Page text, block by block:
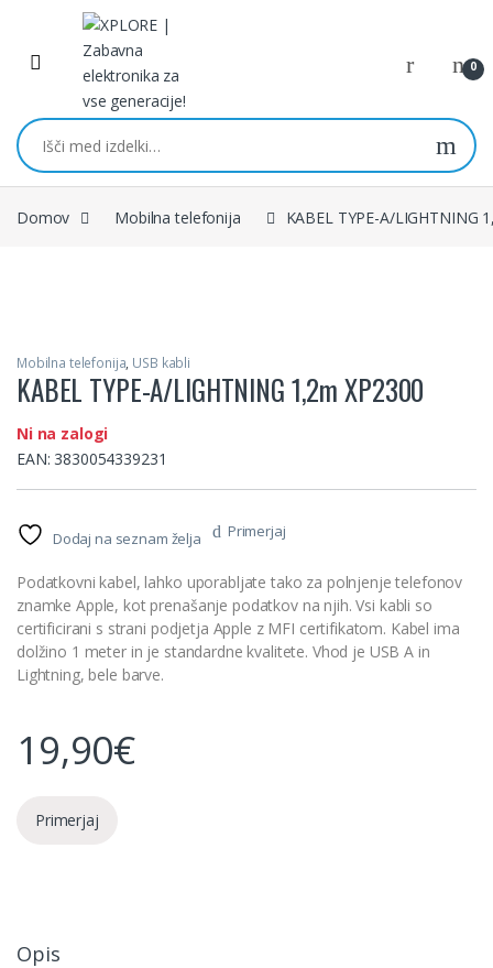
Skip to navigation
Skip to content
0
Išči:
Domov Mobilna telefonija KABEL TYPE-A/LIGHTNING
Mobilna telefonija, USB kabli
KABEL TYPE-A/LIGHTNING 1,2m XP2300
Ni na zalogi
EAN: 3830054339231
Dodaj na seznam želja Primerjaj
Podatkovni kabel, lahko uporabljate tako za polnjenje telefonov
znamke Apple, kot prenašanje podatkov na njih. Vsi kabli so
certificirani s strani podjetja Apple z MFI certifikatom. Kabel ima
dolžino 1 meter in je standardne kvalitete. Vhod je USB A in
Lightning, bele barve.
19,90€
Primerjaj
Opis